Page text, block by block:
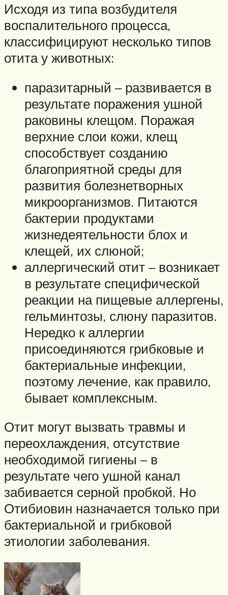
Исходя из типа возбудителя
воспалительного процесса,
классифицируют несколько типов
отита у животных:
паразитарный – развивается в
результате поражения ушной
раковины клещом. Поражая
верхние слои кожи, клещ
способствует созданию
благоприятной среды для
развития болезнетворных
микроорганизмов. Питаются
бактерии продуктами
жизнедеятельности блох и
клещей, их слюной;
аллергический отит – возникает
в результате специфической
реакции на пищевые аллергены,
гельминтозы, слюну паразитов.
Нередко к аллергии
присоединяются грибковые и
бактериальные инфекции,
поэтому лечение, как правило,
бывает комплексным.
Отит могут вызвать травмы и
переохлаждения, отсутствие
необходимой гигиены – в
результате чего ушной канал
забивается серной пробкой. Но
Отибиовин назначается только при
бактериальной и грибковой
этиологии заболевания.